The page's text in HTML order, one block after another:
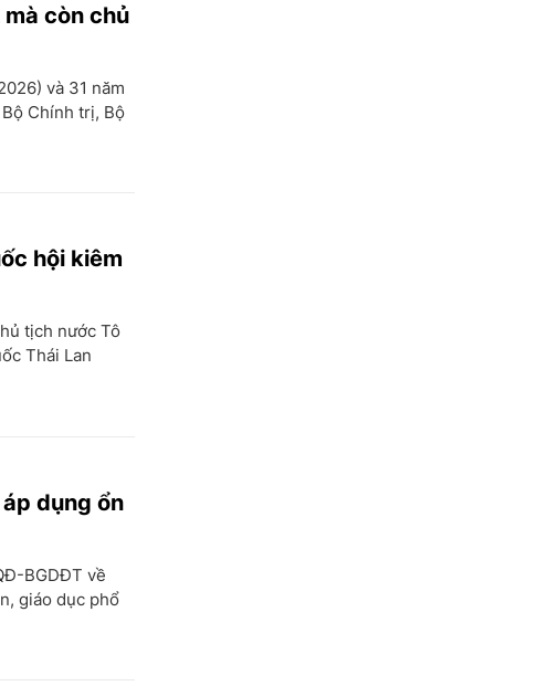
còn chủ
và 31 năm
Chính trị, Bộ
hội kiêm
tịch nước Tô
Thái Lan
dụng ổn
BGDĐT về
giáo dục phổ